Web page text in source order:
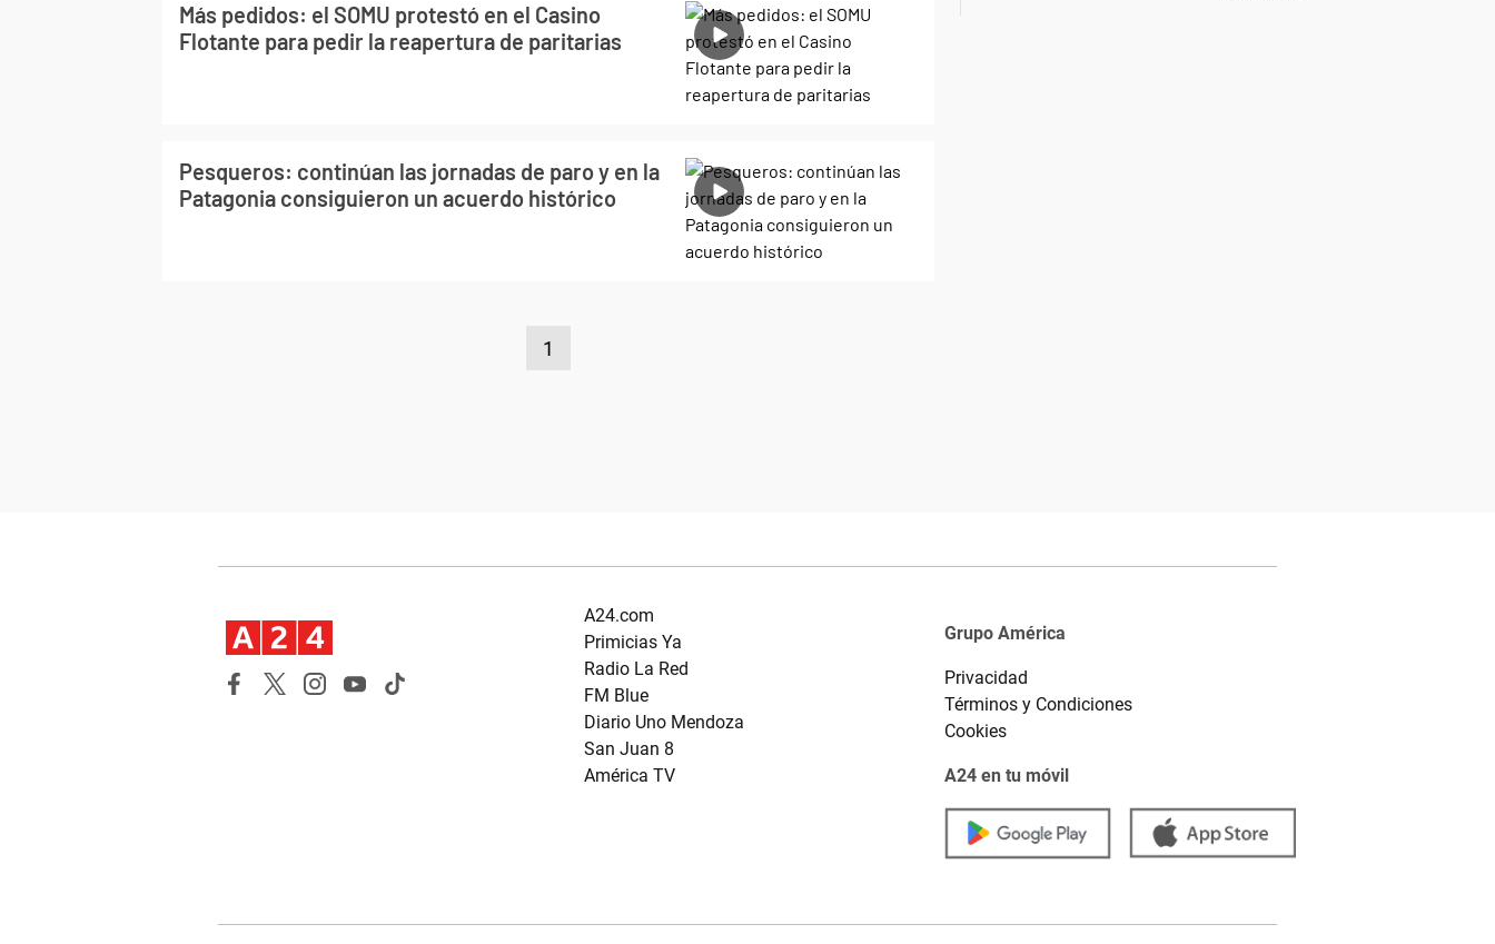
Más pedidos: el SOMU protestó en el Casino
Flotante para pedir la reapertura de paritarias
Pesqueros: continúan las jornadas de paro y en la
Patagonia consiguieron un acuerdo histórico
1
A24.com
Primicias Ya
Radio La Red
FM Blue
Diario Uno Mendoza
San Juan 8
América TV
Grupo América
Privacidad
Términos y Condiciones
Cookies
A24 en tu móvil